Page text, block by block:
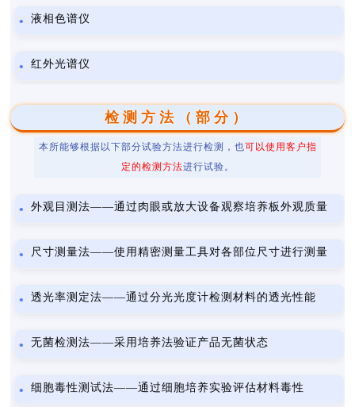
液相色谱仪
红外光谱仪
检测方法（部分）
本所能够根据以下部分试验方法进行检测，也可以使用客户指
定的检测方法进行试验。
外观目测法——通过肉眼或放大设备观察培养板外观质量
尺寸测量法——使用精密测量工具对各部位尺寸进行测量
透光率测定法——通过分光光度计检测材料的透光性能
无菌检测法——采用培养法验证产品无菌状态
细胞毒性测试法——通过细胞培养实验评估材料毒性